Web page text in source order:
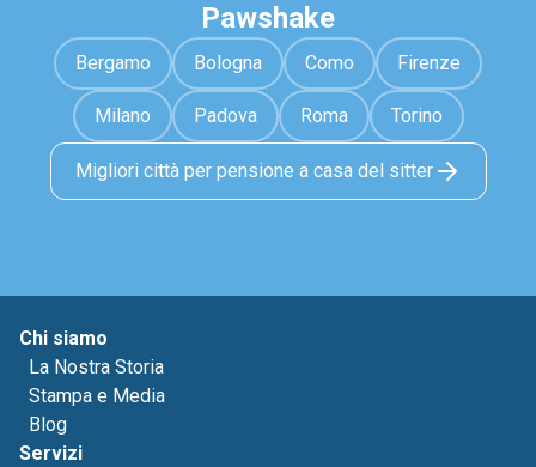
Pawshake
Bergamo Bologna Como Firenze
Milano Padova Roma Torino
Migliori città per pensione a casa del sitter
Chi siamo
La Nostra Storia
Stampa e Media
Blog
Servizi